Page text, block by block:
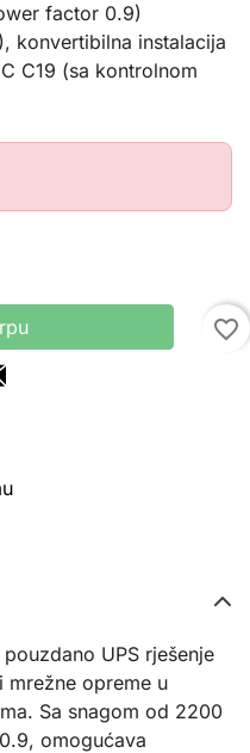
factor 0.9)
konvertibilna instalacija
C19 (sa kontrolnom
favorite_border
UPS rješenje
mrežne opreme u
Sa snagom od 2200
omogućava